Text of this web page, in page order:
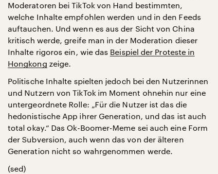
Moderatoren bei TikTok von Hand bestimmten,
welche Inhalte empfohlen werden und in den Feeds
auftauchen. Und wenn es aus der Sicht von China
kritisch werde, greife man in der Moderation dieser
Inhalte rigoros ein, wie das Beispiel der Proteste in
Hongkong zeige.
Politische Inhalte spielten jedoch bei den Nutzerinnen
und Nutzern von TikTok im Moment ohnehin nur eine
untergeordnete Rolle: „Für die Nutzer ist das die
hedonistische App ihrer Generation, und das ist auch
total okay.“ Das Ok-Boomer-Meme sei auch eine Form
der Subversion, auch wenn das von der älteren
Generation nicht so wahrgenommen werde.
(sed)